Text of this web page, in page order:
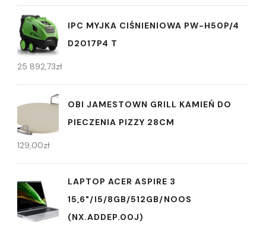
IPC MYJKA CIŚNIENIOWA PW-H50P/4
D2017P4 T
25 892,73zł
OBI JAMESTOWN GRILL KAMIEŃ DO
PIECZENIA PIZZY 28CM
129,00zł
LAPTOP ACER ASPIRE 3
15,6"/I5/8GB/512GB/NOOS
(NX.ADDEP.00J)